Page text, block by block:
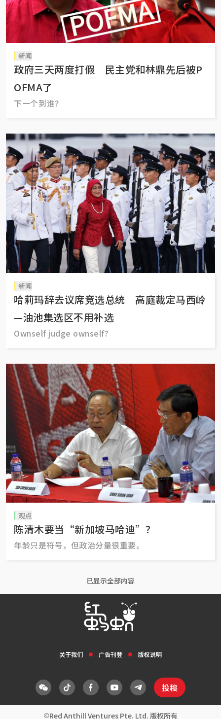
新闻
政府三天两度打假 民主党和林鼎先后被P
OFMA了
下一个到谁？
新闻
哈莉玛辞去议席竞选总统 高庭裁定马西岭
—油池集选区不用补选
Ownself judge ownself?
观点
陈清木要当“新加坡马哈迪”？
年龄只是符号，但政治分量很重要。
已显示全部内容
关于我们 广告刊登 版权说明
投稿
Red Anthill Ventures Pte. Ltd. 版权所有